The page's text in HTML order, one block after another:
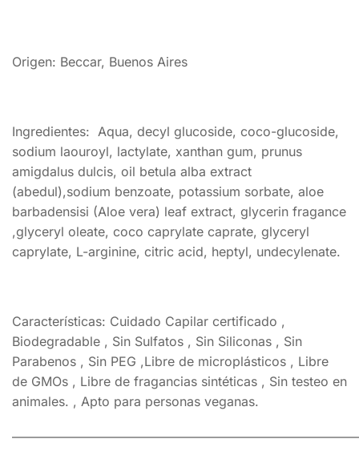
Origen: Beccar, Buenos Aires
Ingredientes: Aqua, decyl glucoside, coco-glucoside,
sodium laouroyl, lactylate, xanthan gum, prunus
amigdalus dulcis, oil betula alba extract
(abedul),sodium benzoate, potassium sorbate, aloe
barbadensisi (Aloe vera) leaf extract, glycerin fragance
,glyceryl oleate, coco caprylate caprate, glyceryl
caprylate, L-arginine, citric acid, heptyl, undecylenate.
Características: Cuidado Capilar certificado ,
Biodegradable , Sin Sulfatos , Sin Siliconas , Sin
Parabenos , Sin PEG ,Libre de microplásticos , Libre
de GMOs , Libre de fragancias sintéticas , Sin testeo en
animales. , Apto para personas veganas.